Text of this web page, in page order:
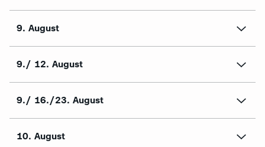
9. August
9./ 12. August
9./ 16./23. August
10. August